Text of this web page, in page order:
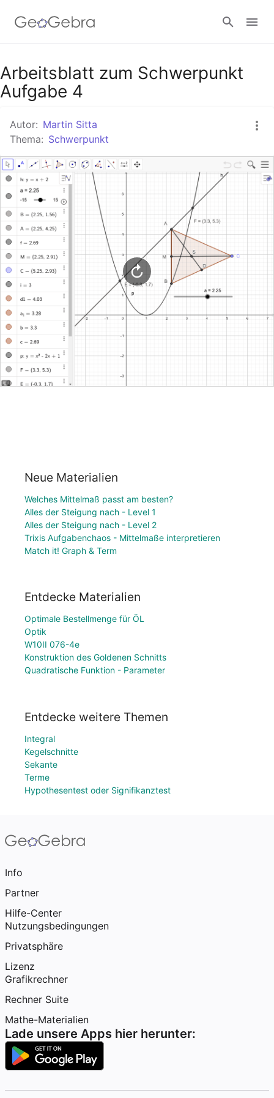
Google Classroom
Anmelden
Arbeitsblatt zum Schwerpunkt
Aufgabe 4
Autor: Martin Sitta
Thema: Schwerpunkt
Neue Materialien
Welches Mittelmaß passt am besten?
Alles der Steigung nach - Level 1
Alles der Steigung nach - Level 2
Trixis Aufgabenchaos - Mittelmaße interpretieren
Match it! Graph & Term
Entdecke Materialien
Optimale Bestellmenge für ÖL
Optik
W10II 076-4e
Konstruktion des Goldenen Schnitts
Quadratische Funktion - Parameter
Entdecke weitere Themen
Integral
Kegelschnitte
Sekante
Terme
Hypothesentest oder Signifikanztest
Info
Partner
Hilfe-Center
Nutzungsbedingungen
Privatsphäre
Lizenz
Grafikrechner
Rechner Suite
Mathe-Materialien
Lade unsere Apps hier herunter: